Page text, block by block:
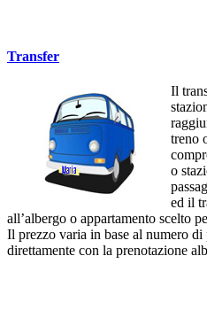
Transfer
Il
treno
o
ed il
all’albergo o appartamento scelto
Il prezzo varia in base al numero di
direttamente con la prenotazione